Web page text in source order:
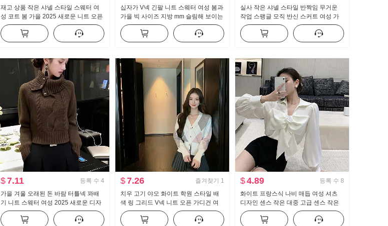
재고 상품 작은 샤넬 스타일 스웨터 여
성 코트 봄 가을 2025 새로운 니트 오픈
가디건 고급 센스 외부 가져 가라. 품격
맨위
십자가 V넥 긴팔 니트 스웨터 여성 봄과
가을 빅 사이즈 지방 mm 슬림해 보이는
표지 배 허리 수축 레이스업 만나는 맨
위
실사 작은 샤넬 스타일 반짝임 무거운
작업 스팽글 모직 반신 스커트 여성 가
을 겨울 하이웨이스트 슬림해 보이는 타
이트 스커트 한 마디 미니 스커트
$7.11 등록 수 4
가을 겨울 오래된 돈 바람 터틀넥 꽈배
기 니트 스웨터 여성 2025 새로운 디자
인 센스 커피 색상 풀오버 패션 품격 스
웨터
$7.26 즐겨찾기 1
치우 고기 야오 화이트 학원 스타일 배
색 링 그리드 V넥 니트 오픈 가디건 여
성 가을 새로운 루즈핏 다용도 맨위
$4.89 등록 수 8
화이트 프랑스식 나비 매듭 여성 셔츠
디자인 센스 작은 대중 고급 센스 작은
키 쉬폰 셔츠 맨위 봄 가을